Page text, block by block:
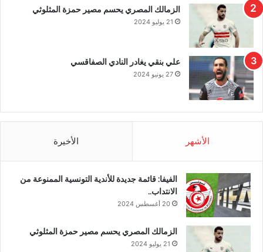
الزمالك المصري يحسم مصير حمزة المثلوثي
21 يوليو 2024
علي بنقي يغادر النادي الصفاقسي
27 يونيو 2024
الأشهر الأخيرة
الفيفا: قائمة جديدة للأندية التونسية الممنوعة من
الانتداب..
20 أغسطس 2024
الزمالك المصري يحسم مصير حمزة المثلوثي
21 يوليو 2024